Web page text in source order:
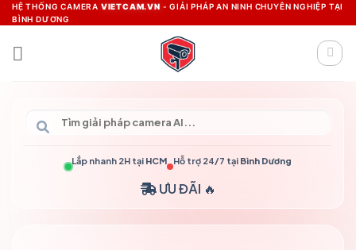
Skip
to
content
HỆ THỐNG CAMERA VIETCAM.VN - GIẢI PHÁP AN NINH CHUYÊN NGHIỆP TẠI
BÌNH DƯƠNG
Lắp nhanh 2H tại HCM Hỗ trợ 24/7 tại Bình Dương
ƯU ĐÃI 🔥